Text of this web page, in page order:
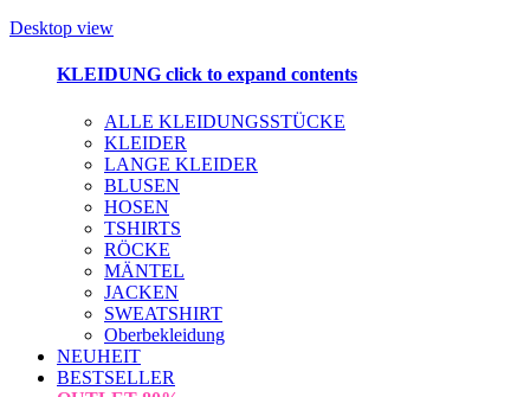
Desktop view
KLEIDUNG click to expand contents
ALLE KLEIDUNGSSTÜCKE
KLEIDER
LANGE KLEIDER
BLUSEN
HOSEN
TSHIRTS
RÖCKE
MÄNTEL
JACKEN
SWEATSHIRT
Oberbekleidung
NEUHEIT
BESTSELLER